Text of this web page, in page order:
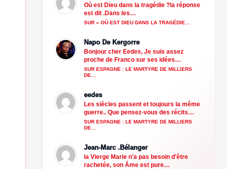
Où est Dieu dans la tragédie ?la réponse
est dit .Dans les…
SUR « OÙ EST DIEU DANS LA TRAGÉDIE…
Napo De Kergorre
Bonjour cher Eedes, Je suis assez
proche de Franco sur ses idées…
SUR ESPAGNE : LE MARTYRE DE MILLIERS
DE…
eedes
Les siècles passent et toujours la même
guerre.. Que pensez-vous des récits…
SUR ESPAGNE : LE MARTYRE DE MILLIERS
DE…
Jean-Marc .Bélanger
la Vierge Marie n'a pas besoin d'être
rachetée, son Âme est pure…